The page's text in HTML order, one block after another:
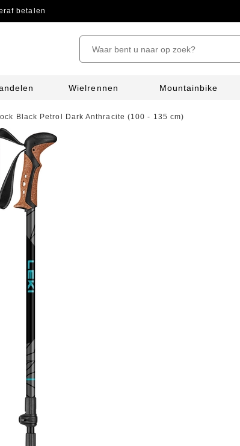
betalen
Wielrennen Mountainbike
Black Petrol Dark Anthracite (100 - 135 cm)